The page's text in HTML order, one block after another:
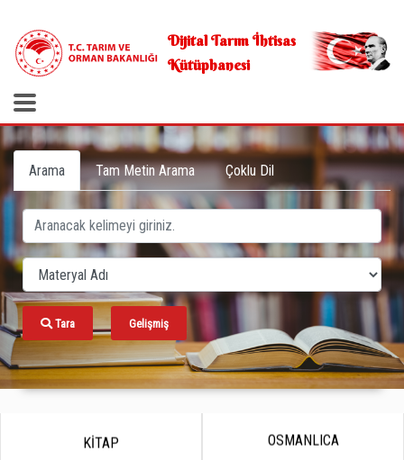
Dijital Tarım İhtisas
Kütüphanesi
Arama Tam Metin Arama Çoklu Dil
Tara Gelişmiş
KİTAP OSMANLICA